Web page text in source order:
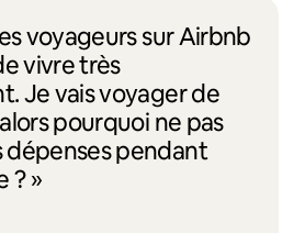
voyageurs sur Airbnb
vivre très
Je vais voyager de
pourquoi ne pas
dépenses pendant
? »